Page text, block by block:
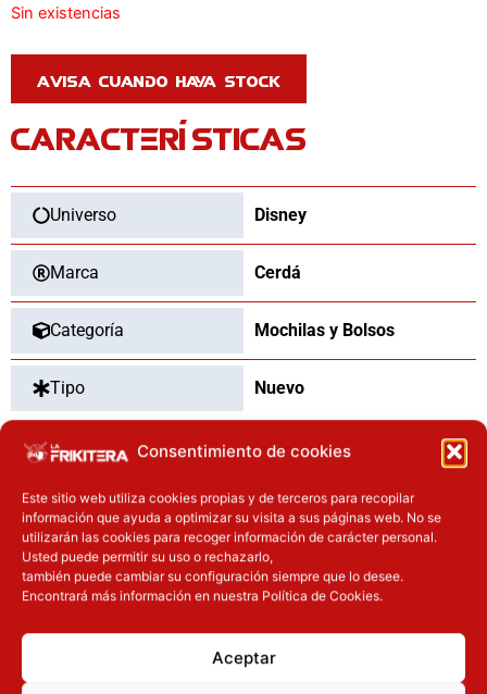
Consentimiento de cookies
Este sitio web utiliza cookies propias y de terceros para recopilar
información que ayuda a optimizar su visita a sus páginas web. No se
utilizarán las cookies para recoger información de carácter personal.
Usted puede permitir su uso o rechazarlo,
también puede cambiar su configuración siempre que lo desee.
Encontrará más información en nuestra Política de Cookies.
Aceptar
Sin existencias
CARACTERÍSTICAS
Universo Disney
Marca Cerdá
Categoría Mochilas y Bolsos
Tipo Nuevo
OTROS PRODUCTOS QUE TE
PUEDEN INTERESAR
Inicie sesión
El precio original era: 129.90€.
El precio actual es: 97.42€.
Inicie sesión
El precio original era: 109.90€.
El precio actual es: 87.92€.